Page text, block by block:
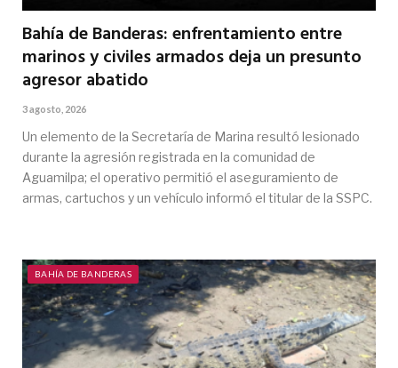
Bahía de Banderas: enfrentamiento entre
marinos y civiles armados deja un presunto
agresor abatido
3 agosto, 2026
Un elemento de la Secretaría de Marina resultó lesionado
durante la agresión registrada en la comunidad de
Aguamilpa; el operativo permitió el aseguramiento de
armas, cartuchos y un vehículo informó el titular de la SSPC.
BAHÍA DE BANDERAS